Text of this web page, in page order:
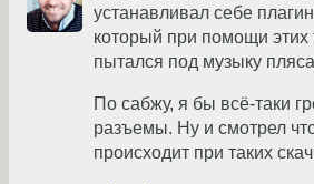
устанавливал себе
который при помощи этих
пытался под музыку
По сабжу, я бы всё-таки
разъемы. Ну и смотрел
происходит при таких